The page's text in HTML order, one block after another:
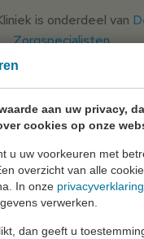
aan uw privacy,
cookies op onze
u uw voorkeuren met
overzicht van alle
In onze privacyverklaring
verwerken.
dan geeft u
is onderdeel van
Zorgspecialisten